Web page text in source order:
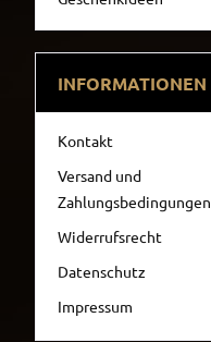
INFORMATIONEN
Kontakt
Versand und
Zahlungsbedingungen
Widerrufsrecht
Datenschutz
Impressum